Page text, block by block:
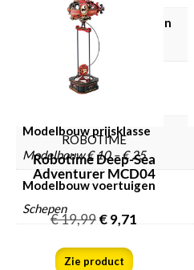
Modelbouw lijm gebruiken
Modelbouw mechanisch
Modelbouw prijsklasse
Modelbouw € 10 – € 25
Modelbouw voertuigen
Schepen
ROBOTIME
Robotime Deep-Sea
Adventurer MCD04
€19,99€9,71
Zie product